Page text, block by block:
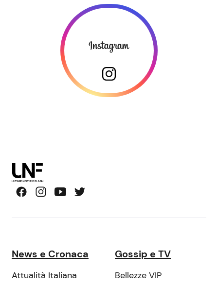
News e Cronaca
Attualità Italiana
Gossip e TV
Bellezze VIP